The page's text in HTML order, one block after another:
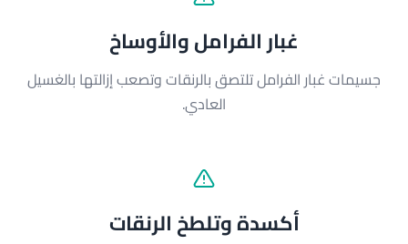
غبار الفرامل والأوساخ
جسيمات غبار الفرامل تلتصق بالرنقات وتصعب إزالتها بالغسيل
العادي.
أكسدة وتلطخ الرنقات